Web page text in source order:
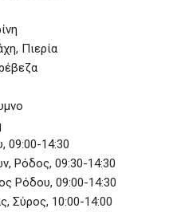
Πιερία
09:00-14:30
Ρόδος, 09:30-14:30
Ρόδου, 09:00-14:30
Σύρος, 10:00-14:00